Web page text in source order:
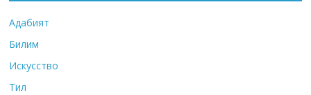
Адабият
Билим
Искусство
Тил